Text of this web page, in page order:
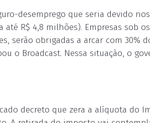
desemprego que seria devido
R$ 4,8 milhões). Empresas sob
serão obrigadas a arcar com 30%
o Broadcast. Nessa situação, o
decreto que zera a alíquota do